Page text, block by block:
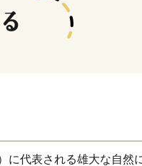
に代表される雄大な自然